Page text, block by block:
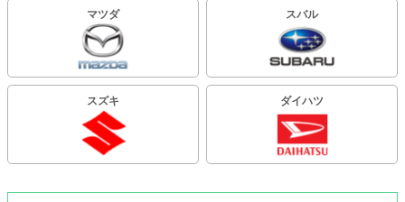
マツダ スバル
スズキ ダイハツ